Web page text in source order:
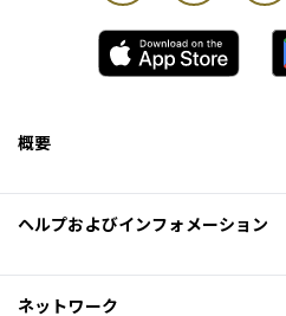
概要
ヘルプおよびインフォメーション
ネットワーク